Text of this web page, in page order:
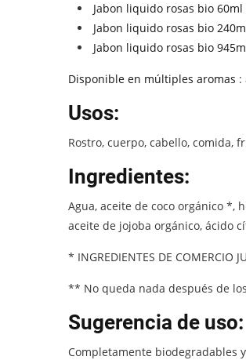
Jabon liquido rosas bio
Jabon liquido rosas bio
Jabon liquido rosas bio
Disponible en múltiples aromas :
Usos:
Rostro, cuerpo, cabello, comida,
Ingredientes:
Agua, aceite de coco orgánico *,
aceite de jojoba orgánico, ácido
* INGREDIENTES DE COMERCIO
** No queda nada después de
Sugerencia de uso:
Completamente biodegradables